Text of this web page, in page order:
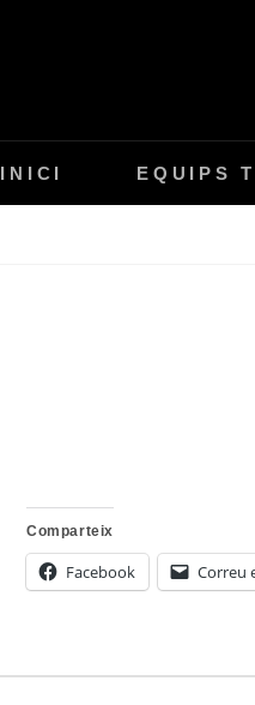
INICI EQUIPS
Comparteix
Facebook Correu